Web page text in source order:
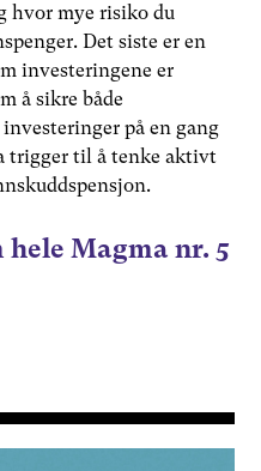
hvor mye risiko du
Det siste er en
investeringene er
å sikre både
på en gang
trigger til å tenke aktivt
Magma nr. 5